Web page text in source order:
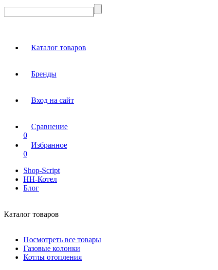
Каталог товаров
Бренды
Вход на сайт
Сравнение
0
Избранное
0
Shop-Script
НН-Котел
Блог
Каталог товаров
Посмотреть все товары
Газовые колонки
Котлы отопления